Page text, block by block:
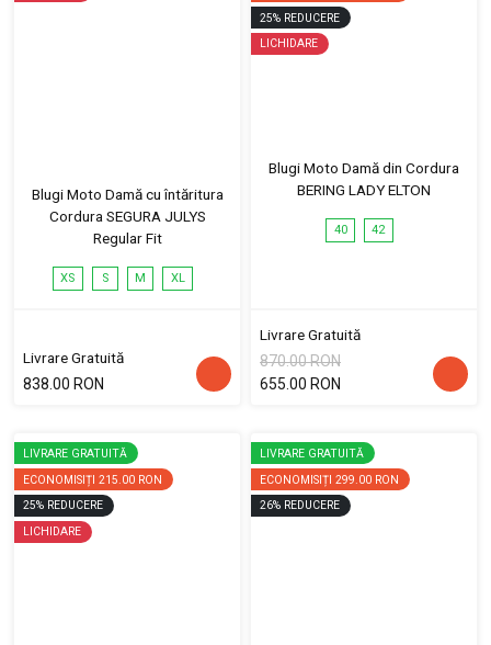
Blugi Moto Damă cu întăritura
Cordura SEGURA JULYS
Regular Fit
XS S M XL
Livrare Gratuită
838.00 RON
25% REDUCERE
LICHIDARE
Blugi Moto Damă din Cordura
BERING LADY ELTON
40 42
Livrare Gratuită
870.00 RON
655.00 RON
LIVRARE GRATUITĂ
ECONOMISIȚI 215.00 RON
25% REDUCERE
LICHIDARE
LIVRARE GRATUITĂ
ECONOMISIȚI 299.00 RON
26% REDUCERE